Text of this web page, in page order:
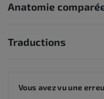
Anatomie
Traductions
Vous avez vu une